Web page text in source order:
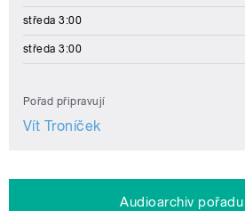
středa 3:00
středa 3:00
Pořad připravují
Vít Troníček
Audioarchiv pořadu